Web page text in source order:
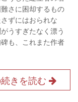
さに困却するもの
ずにはおられな
うすぎたなく漂う
も、これまた作者
きを読む